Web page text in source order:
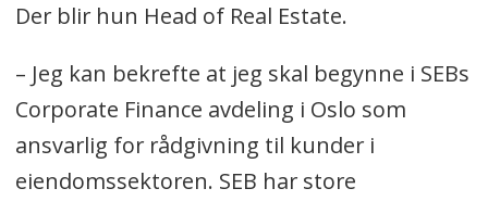
Der blir hun Head of Real Estate.
– Jeg kan bekrefte at jeg skal begynne i SEBs
Corporate Finance avdeling i Oslo som
ansvarlig for rådgivning til kunder i
eiendomssektoren. SEB har store